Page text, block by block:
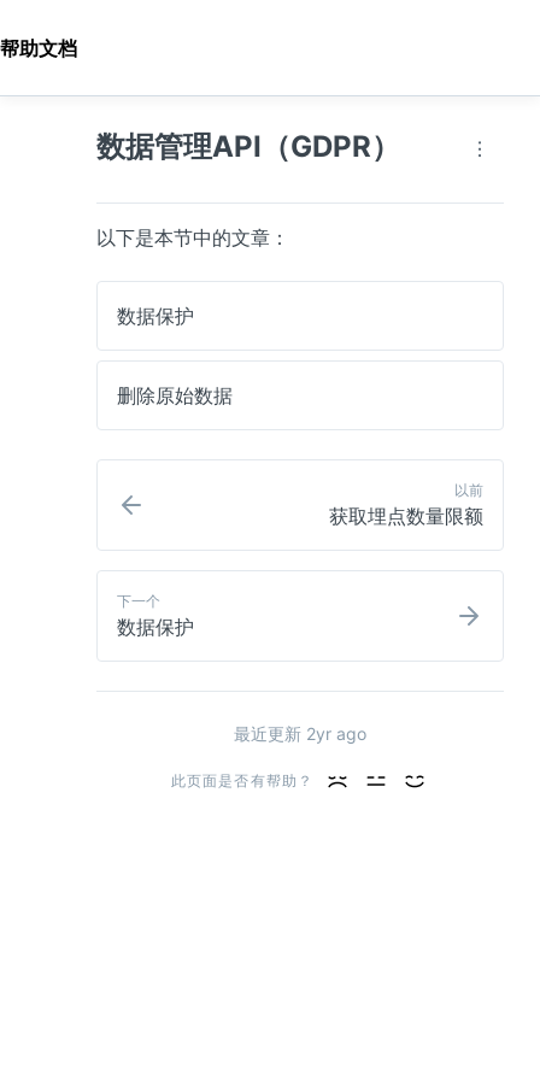
帮助文档
数据管理API（GDPR）
以下是本节中的文章：
数据保护
删除原始数据
以前
获取埋点数量限额
下一个
数据保护
最近更新 2yr ago
此页面是否有帮助？